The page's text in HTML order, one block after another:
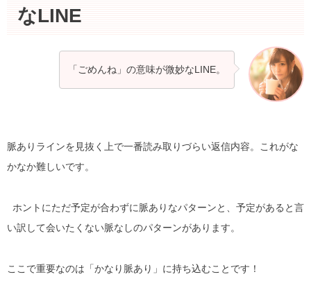
なLINE
「ごめんね」の意味が微妙なLINE。
脈ありラインを見抜く上で一番読み取りづらい返信内容。これがな
かなか難しいです。
ホントにただ予定が合わずに脈ありなパターンと、予定があると言
い訳して会いたくない脈なしのパターンがあります。
ここで重要なのは「かなり脈あり」に持ち込むことです！